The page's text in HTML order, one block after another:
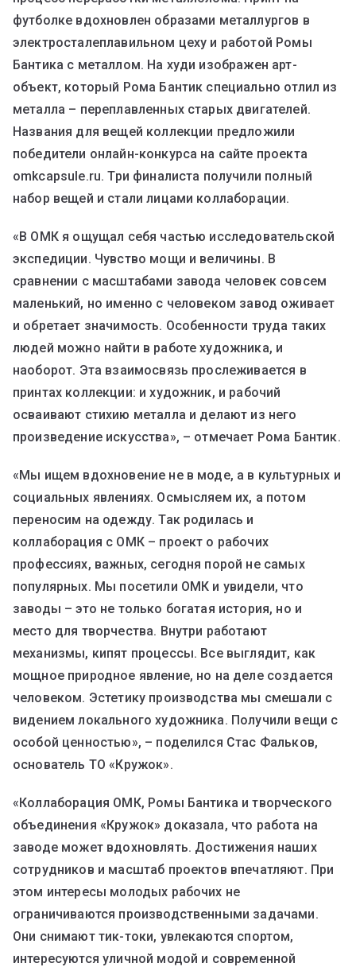
футболке вдохновлен образами металлургов в
электросталеплавильном цеху и работой Ромы
Бантика с металлом. На худи изображен арт-
объект, который Рома Бантик специально отлил из
металла – переплавленных старых двигателей.
Названия для вещей коллекции предложили
победители онлайн-конкурса на сайте проекта
omkcapsule.ru. Три финалиста получили полный
набор вещей и стали лицами коллаборации.
«В ОМК я ощущал себя частью исследовательской
экспедиции. Чувство мощи и величины. В
сравнении с масштабами завода человек совсем
маленький, но именно с человеком завод оживает
и обретает значимость. Особенности труда таких
людей можно найти в работе художника, и
наоборот. Эта взаимосвязь прослеживается в
принтах коллекции: и художник, и рабочий
осваивают стихию металла и делают из него
произведение искусства», – отмечает Рома Бантик.
«Мы ищем вдохновение не в моде, а в культурных и
социальных явлениях. Осмысляем их, а потом
переносим на одежду. Так родилась и
коллаборация с ОМК – проект о рабочих
профессиях, важных, сегодня порой не самых
популярных. Мы посетили ОМК и увидели, что
заводы – это не только богатая история, но и
место для творчества. Внутри работают
механизмы, кипят процессы. Все выглядит, как
мощное природное явление, но на деле создается
человеком. Эстетику производства мы смешали с
видением локального художника. Получили вещи с
особой ценностью», – поделился Стас Фальков,
основатель ТО «Кружок».
«Коллаборация ОМК, Ромы Бантика и творческого
объединения «Кружок» доказала, что работа на
заводе может вдохновлять. Достижения наших
сотрудников и масштаб проектов впечатляют. При
этом интересы молодых рабочих не
ограничиваются производственными задачами.
Они снимают тик-токи, увлекаются спортом,
интересуются уличной модой и современной